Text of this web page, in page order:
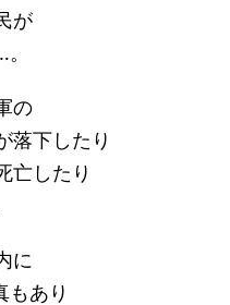
が
の
落下したり
亡したり
に
もあり